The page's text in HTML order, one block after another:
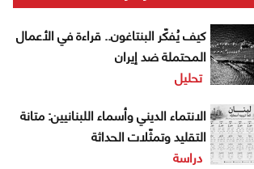
كيف يُفكّر البنتاغون.. قراءة في الأعمال
المحتملة ضد إيران
تحليل
الانتماء الديني وأسماء اللبنانيين: متانة
التقليد وتمثّلات الحداثة
دراسة